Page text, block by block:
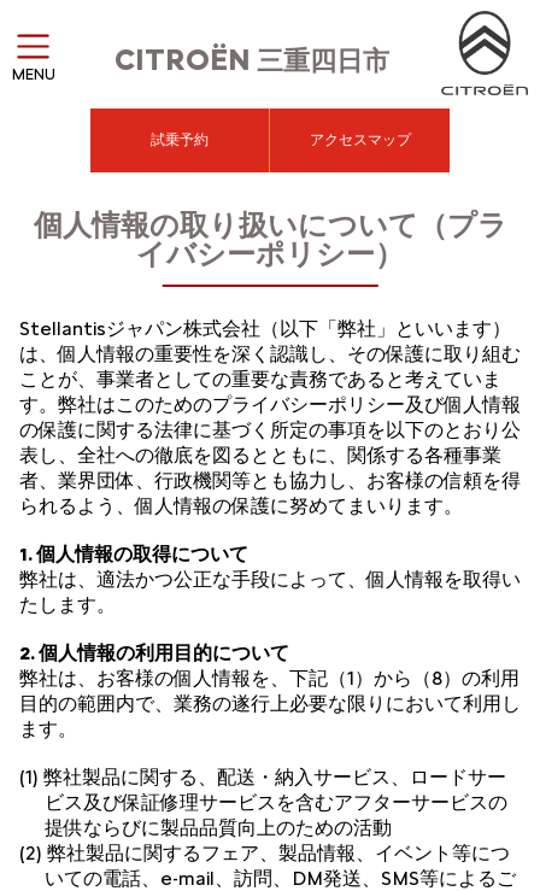
CITROËN 三重四日市
MENU
試乗予約 アクセスマップ
個人情報の取り扱いについて（プラ
イバシーポリシー）
Stellantisジャパン株式会社（以下「弊社」といいます）
は、個人情報の重要性を深く認識し、その保護に取り組む
ことが、事業者としての重要な責務であると考えていま
す。弊社はこのためのプライバシーポリシー及び個人情報
の保護に関する法律に基づく所定の事項を以下のとおり公
表し、全社への徹底を図るとともに、関係する各種事業
者、業界団体、行政機関等とも協力し、お客様の信頼を得
られるよう、個人情報の保護に努めてまいります。
1. 個人情報の取得について
弊社は、適法かつ公正な手段によって、個人情報を取得い
たします。
2. 個人情報の利用目的について
弊社は、お客様の個人情報を、下記（1）から（8）の利用
目的の範囲内で、業務の遂行上必要な限りにおいて利用し
ます。
(1) 弊社製品に関する、配送・納入サービス、ロードサー
ビス及び保証修理サービスを含むアフターサービスの
提供ならびに製品品質向上のための活動
(2) 弊社製品に関するフェア、製品情報、イベント等につ
いての電話、e-mail、訪問、DM発送、SMS等によるご